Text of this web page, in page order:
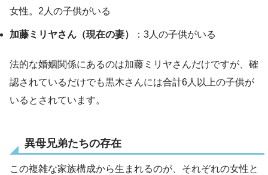
女性。2人の子供がいる
加藤ミリヤさん（現在の妻） ：3人の子供がいる
法的な婚姻関係にあるのは加藤ミリヤさんだけですが、確
認されているだけでも黒木さんには合計6人以上の子供が
いるとされています。
異母兄弟たちの存在
この複雑な家族構成から生まれるのが、それぞれの女性と